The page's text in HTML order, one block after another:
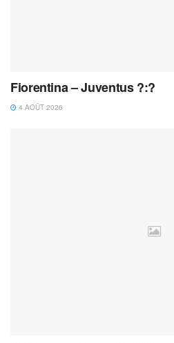
Fiorentina – Juventus ?:?
4 AOÛT 2026